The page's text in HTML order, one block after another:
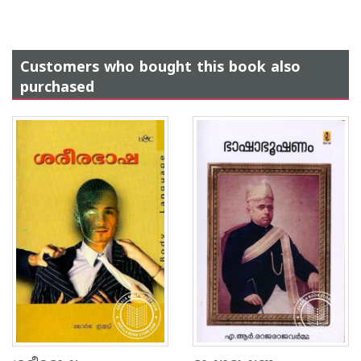
Customers who bought this book also
purchased